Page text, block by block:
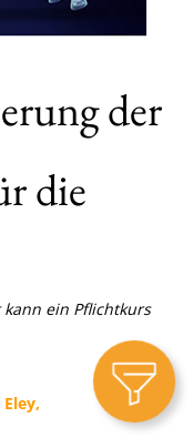
der
die
ein Pflichtkurs